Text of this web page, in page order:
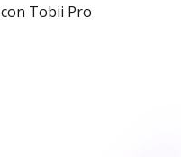
Tobii Pro